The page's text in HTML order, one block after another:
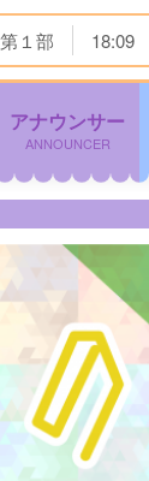
１部 18:09
アナウンサー
ANNOUNCER